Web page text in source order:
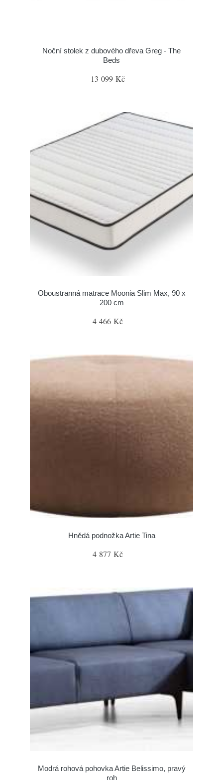
Noční stolek z dubového dřeva Greg - The
Beds
13 099 Kč
Oboustranná matrace Moonia Slim Max, 90 x
200 cm
4 466 Kč
Hnědá podnožka Artie Tina
4 877 Kč
Modrá rohová pohovka Artie Belissimo, pravý
roh